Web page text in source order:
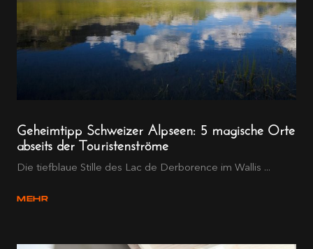
Geheimtipp Schweizer Alpseen: 5 magische Orte
abseits der Touristenströme
Die tiefblaue Stille des Lac de Derborence im Wallis ...
MEHR